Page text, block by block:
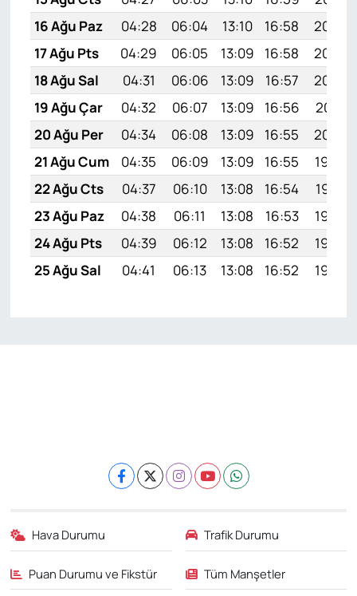
16 Ağu Paz
04:28 06:04 13:10 16:58
20:05
17 Ağu Pts
04:29 06:05 13:09 16:58
20:04
18 Ağu Sal
04:31 06:06 13:09 16:57
20:02
19 Ağu Çar
04:32 06:07 13:09 16:56
20:01
20 Ağu Per
04:34 06:08 13:09 16:55
20:00
21 Ağu Cum
04:35 06:09 13:09 16:55
19:58
22 Ağu Cts
04:37 06:10 13:08 16:54
19:57
23 Ağu Paz
04:38 06:11 13:08 16:53
19:55
24 Ağu Pts
04:39 06:12 13:08 16:52
19:54
25 Ağu Sal
04:41 06:13 13:08 16:52 19:52
Hava Durumu Trafik Durumu
Puan Durumu ve Fikstür Tüm Manşetler